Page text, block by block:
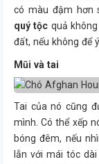
có màu đậm hơn
quý tộc quả
đất, nếu không để
Mũi và tai
Tai của nó cũng
mình. Có thể xếp
bóng đêm, nếu
lẫn với mái tóc